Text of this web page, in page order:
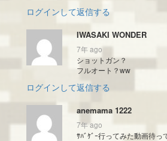
ログインして返信する
IWASAKI WONDER
7年 ago
ショットガン？
フルオート？ww
ログインして返信する
anemama 1222
7年 ago
ｻﾊﾞｹﾞｰ行ってみた動画待っ